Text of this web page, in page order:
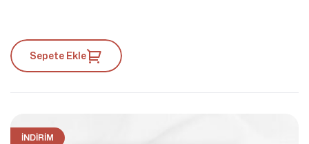
Sepete Ekle
İNDIRIM